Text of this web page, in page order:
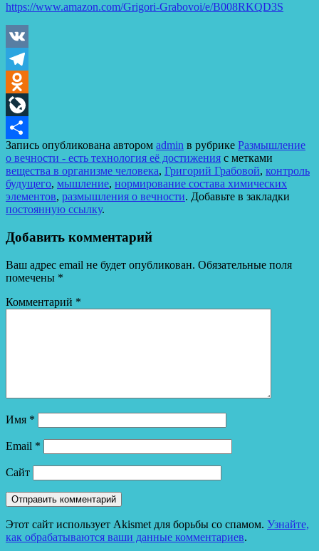
https://www.amazon.com/Grigori-Grabovoi/e/B008RKQD3S
VK
Telegram
Odnoklassniki
LiveJournal
Отправить
Запись опубликована автором admin в рубрике Размышление
о вечности - есть технология её достижения с метками
вещества в организме человека, Григорий Грабовой, контроль
будущего, мышление, нормирование состава химических
элементов, размышления о вечности. Добавьте в закладки
постоянную ссылку.
Добавить комментарий
Ваш адрес email не будет опубликован. Обязательные поля
помечены *
Комментарий *
Имя *
Email *
Сайт
Этот сайт использует Akismet для борьбы со спамом. Узнайте,
как обрабатываются ваши данные комментариев.